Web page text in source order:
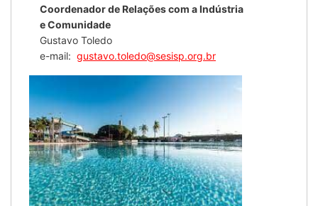
Coordenador de Relações com a Indústria
e Comunidade
Gustavo Toledo
e-mail: gustavo.toledo@sesisp.org.br